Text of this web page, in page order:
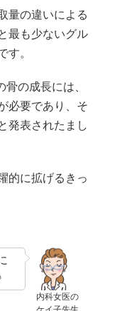
量の違いによる
最も少ないグル
す。
の成長には、
必要であり、そ
発表されたまし
的に拡げるきっ
内科女医の